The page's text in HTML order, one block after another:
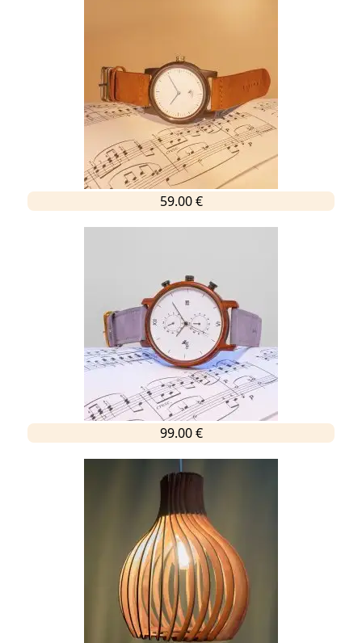
59.00 €
99.00 €